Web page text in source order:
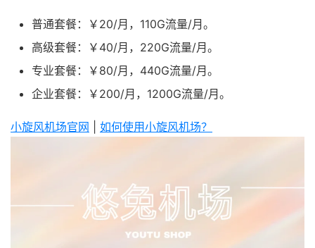
普通套餐：￥20/月，110G流量/月。
高级套餐：￥40/月，220G流量/月。
专业套餐：￥80/月，440G流量/月。
企业套餐：￥200/月，1200G流量/月。
小旋风机场官网 如何使用小旋风机场？